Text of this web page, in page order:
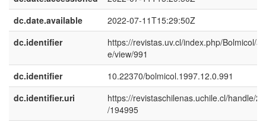
dc.date.available
2022-07-11T15:29:50Z
dc.identifier
https://revistas.uv.cl/index.php/Bolmicol/
e/view/991
dc.identifier
10.22370/bolmicol.1997.12.0.991
dc.identifier.uri
https://revistaschilenas.uchile.cl/handle/
/194995